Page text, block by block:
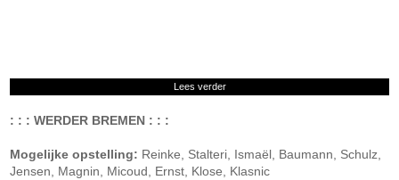
Lees verder
: : : WERDER BREMEN : : :
Mogelijke opstelling: Reinke, Stalteri, Ismaël, Baumann, Schulz,
Jensen, Magnin, Micoud, Ernst, Klose, Klasnic